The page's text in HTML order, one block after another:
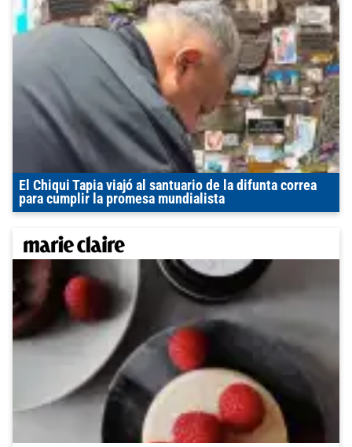
El Chiqui Tapia viajó al santuario de la difunta correa
para cumplir la promesa mundialista